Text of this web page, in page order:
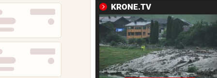
DREI WEHREN IM EINSATZ vor 7
Wegen Feuer in Sauna
Haus eingeäschert
ELTERN SCHLUGEN ALARM vor
KRONE.TV